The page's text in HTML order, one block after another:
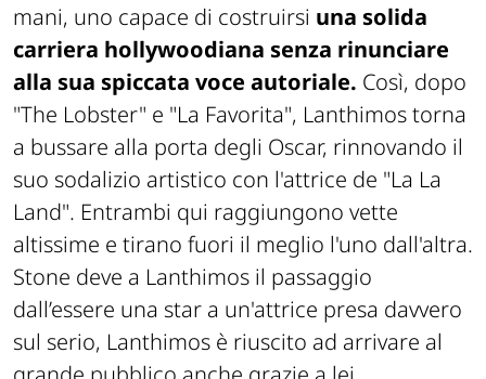
mani, uno capace di costruirsi una solida
carriera hollywoodiana senza rinunciare
alla sua spiccata voce autoriale. Così, dopo
"The Lobster" e "La Favorita", Lanthimos torna
a bussare alla porta degli Oscar, rinnovando il
suo sodalizio artistico con l'attrice de "La La
Land". Entrambi qui raggiungono vette
altissime e tirano fuori il meglio l'uno dall'altra.
Stone deve a Lanthimos il passaggio
dall’essere una star a un'attrice presa davvero
sul serio, Lanthimos è riuscito ad arrivare al